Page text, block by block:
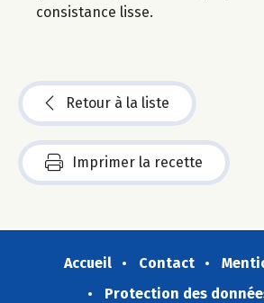
consistance lisse.
Retour à la liste
Imprimer la recette
Accueil Contact
Protection des